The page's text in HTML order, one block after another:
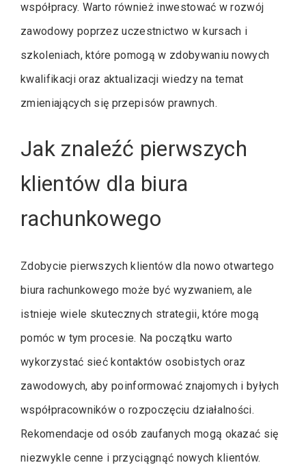
współpracy. Warto również inwestować w rozwój
zawodowy poprzez uczestnictwo w kursach i
szkoleniach, które pomogą w zdobywaniu nowych
kwalifikacji oraz aktualizacji wiedzy na temat
zmieniających się przepisów prawnych.
Jak znaleźć pierwszych
klientów dla biura
rachunkowego
Zdobycie pierwszych klientów dla nowo otwartego
biura rachunkowego może być wyzwaniem, ale
istnieje wiele skutecznych strategii, które mogą
pomóc w tym procesie. Na początku warto
wykorzystać sieć kontaktów osobistych oraz
zawodowych, aby poinformować znajomych i byłych
współpracowników o rozpoczęciu działalności.
Rekomendacje od osób zaufanych mogą okazać się
niezwykle cenne i przyciągnąć nowych klientów.